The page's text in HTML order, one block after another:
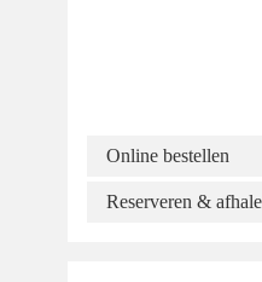
Online bestellen
Reserveren &